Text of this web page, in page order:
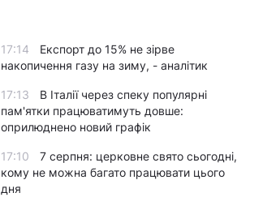
17:14
Експорт до 15% не зірве
накопичення газу на зиму, - аналітик
17:13
В Італії через спеку популярні
пам'ятки працюватимуть довше:
оприлюднено новий графік
17:10
7 серпня: церковне свято сьогодні,
кому не можна багато працювати цього
дня